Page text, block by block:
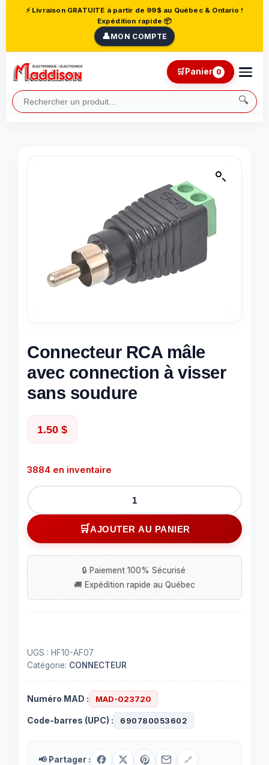
⚡ Livraison GRATUITE à partir de 99$ au Québec & Ontario !
Expédition rapide 📦
👤MON COMPTE
🔍
🛒Panier 0
Connecteur RCA mâle
avec connection à visser
sans soudure
1.50 $
3884 en inventaire
quantité
de
Connecteur
RCA
mâle
avec
connection
à
AJOUTER AU PANIER
UGS : HF10-AF07
Catégorie: CONNECTEUR
Numéro MAD : MAD-023720
Code-barres (UPC) : 690780053602
📢 Partager : 🔗